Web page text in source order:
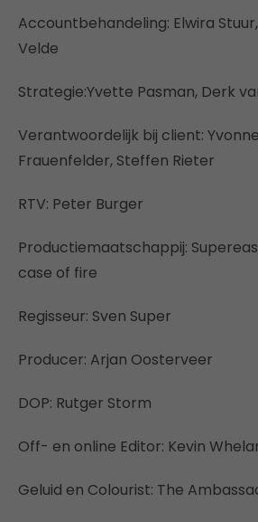
Accountbehandeling: Elwira
Velde
Strategie:Yvette Pasman, Derk
Verantwoordelijk bij client:
Frauenfelder, Steffen Rieter
RTV: Peter Burger
Productiemaatschappij:
case of fire
Regisseur: Sven Super
Producer: Arjan Oosterveer
DOP: Rutger Storm
Off- en online Editor: Kevin
Geluid en Colourist: The